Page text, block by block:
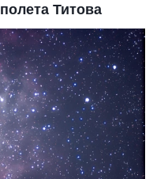
Титова